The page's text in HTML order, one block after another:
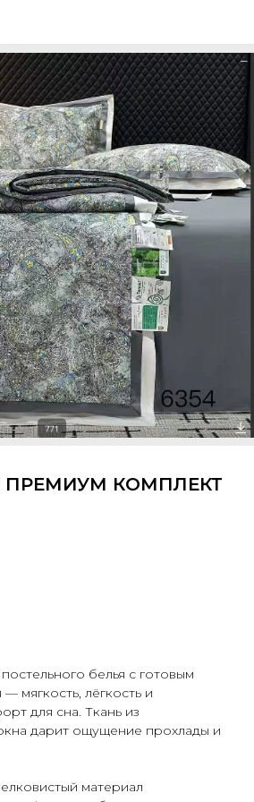
ПРЕМИУМ КОМПЛЕКТ
белья с готовым
мягкость, лёгкость и
для сна. Ткань из
дарит ощущение прохлады и
материал